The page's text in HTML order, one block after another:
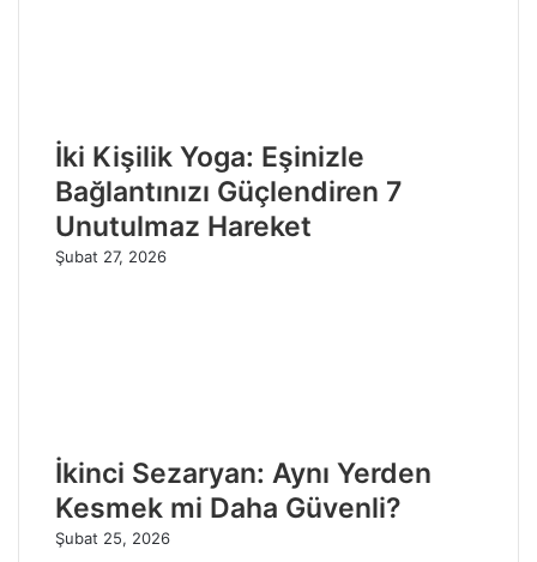
İki Kişilik Yoga: Eşinizle
Bağlantınızı Güçlendiren 7
Unutulmaz Hareket
Şubat 27, 2026
İkinci Sezaryan: Aynı Yerden
Kesmek mi Daha Güvenli?
Şubat 25, 2026